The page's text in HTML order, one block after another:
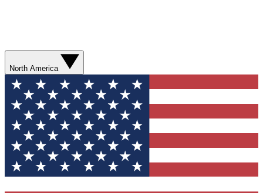
North America